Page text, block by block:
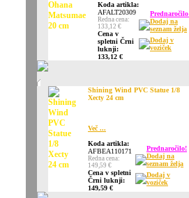
Koda artikla:
AFALT20309
Redna cena:
133,12 €
Cena v
spletni Črni
luknji:
133,12 €
Dodaj na
seznam želja
Dodaj v
voziček
Shining Wind PVC Statue 1/8
Xecty 24 cm
Več ...
Koda artikla:
AFBEA110171
Redna cena:
149,59 €
Cena v spletni
Črni luknji:
149,59 €
Prednaročilo!
Dodaj na
seznam želja
Dodaj v
voziček